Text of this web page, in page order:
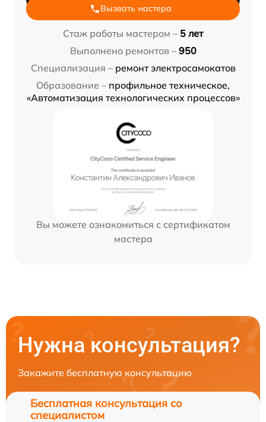
Вызвать мастера
Стаж работы мастером – 5 лет
Выполнено ремонтов – 950
Специализация – ремонт электросамокатов
Образование – профильное техническое,
«Автоматизация технологических процессов»
Вы можете ознакомиться с сертификатом
мастера
Нужна консультация?
Закажите бесплатную консультацию
Бесплатная консультация со
специалистом